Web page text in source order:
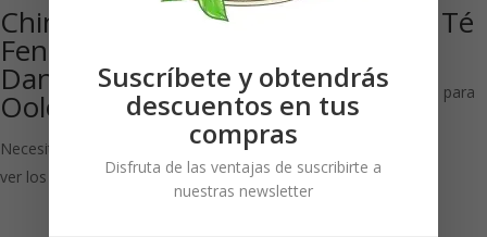
ChinaGuangdong
Feng Huang
Dancong: Té
Oolong
Necesitas estar registrado para
ver los precios
Da Hong Pao: Té
Necesitas estar registrado para
ver los precios
Suscríbete y obtendrás
descuentos en tus
compras
Disfruta de las ventajas de suscribirte a
nuestras newsletter